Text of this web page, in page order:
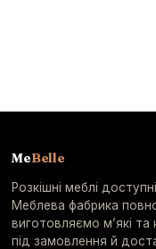
MeBelle
Розкішні меблі
Меблева фабрика
виготовляємо м’які та
під замовлення й